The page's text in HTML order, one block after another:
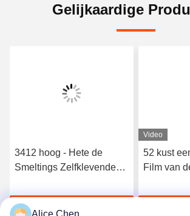
Gelijkaardige
3412 hoog - Hete de
Smeltings Zelfklevende
Elastische Polyurethaan
Krijg Beste Prijs
Video
52 kust
Film van
Naadloos
Alice Chen